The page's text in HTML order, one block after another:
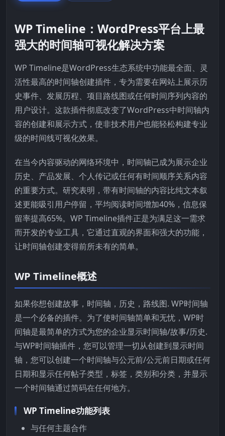
WP Timeline：WordPress平台上最
强大的时间轴可视化解决方案
WP Timeline是WordPress生态系统中功能最全面、灵
活性最高的时间轴创建插件，专为需要在网站上展示历
史事件、发展历程、项目路线图或任何时间序列内容的
用户设计。这款插件彻底改变了WordPress中时间轴内
容的创建和展示方式，使非技术用户也能轻松构建专业
级的时间线可视化效果。
在当今内容驱动的网络环境中，时间轴已成为展示企业
历史、产品发展、个人传记或任何有时间顺序关系内容
的重要方式。研究表明，带有时间轴的内容比纯文本叙
述更能吸引用户停留，平均阅读时间增加40%，信息保
留率提高65%。WP Timeline插件正是为满足这一需求
而开发的专业工具，它通过直观的界面和强大的功能，
让时间轴创建变得前所未有的简单。
WP Timeline概述
如果你想创建故事，时间轴，历史，路线图. WP时间轴
是一个必备的插件。为了使时间轴简单和无忧，WP时
间轴是最简单的方式为您的企业显示时间轴/故事/历史.
与WP时间轴插件，您可以管理一切从创建到显示时间
轴，您可以创建一个时间轴与公元前/公元前日期或任何
日期和显示任何帖子类型，标签，类别和分类，并显示
一个时间轴通过简码在任何地方。
WP Timeline功能列表
与任何主题合作